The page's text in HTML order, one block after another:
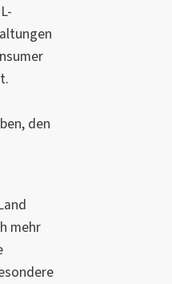
den
mehr